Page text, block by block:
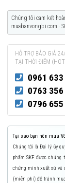
Chúng tôi cam kết
muabanvongbi.com -
HỖ TRỢ BÁO GIÁ
TẠI THỜI ĐIỂM
0961
0763
0796
Tại sao bạn nên mua
Chúng tôi là Đại lý ủy
phẩm SKF được chúng
chứng minh xuất xứ và
(miễn phí) để tránh